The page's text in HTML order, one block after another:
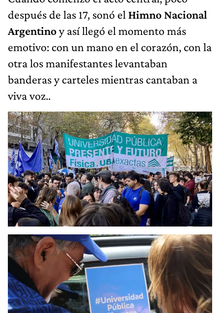
después de las 17, sonó el Himno Nacional
Argentinoy así llegó el momento más
emotivo: con un mano en el corazón, con la
otra los manifestantes levantaban
banderas y carteles mientras cantaban a
viva voz..